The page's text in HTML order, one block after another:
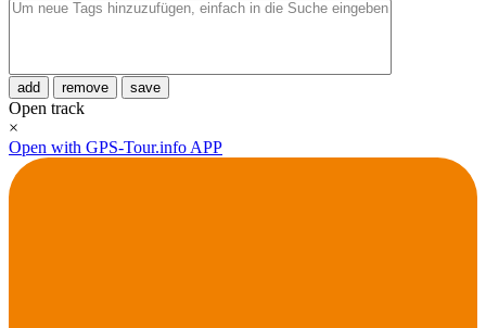
add remove save
Open track
×
Open with GPS-Tour.info APP